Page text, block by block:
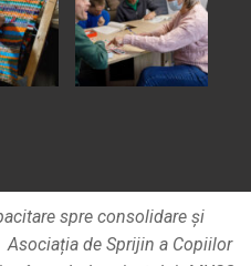
spre consolidare și
de Sprijin a Copiilor